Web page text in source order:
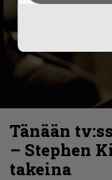
Tänään
– Stephen
takeina